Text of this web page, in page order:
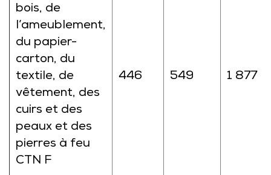
bois, de
l’ameublement,
du papier-
carton, du
textile, de
vêtement, des
cuirs et des
peaux et des
pierres à feu
CTN F
446 549 1 877